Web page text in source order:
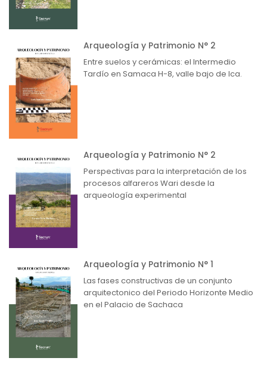
Arqueología y Patrimonio N° 2
Entre suelos y cerámicas: el Intermedio
Tardío en Samaca H-8, valle bajo de Ica.
Arqueología y Patrimonio N° 2
Perspectivas para la interpretación de los
procesos alfareros Wari desde la
arqueología experimental
Arqueología y Patrimonio N° 1
Las fases constructivas de un conjunto
arquitectonico del Periodo Horizonte Medio
en el Palacio de Sachaca